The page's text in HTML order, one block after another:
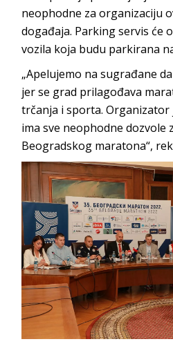
neophodne za organizaciju
događaja. Parking servis će
vozila koja budu parkirana
„Apelujemo na sugrađane
jer se grad prilagođava
trčanja i sporta. Organizator
ima sve neophodne dozvole
Beogradskog maratona“,